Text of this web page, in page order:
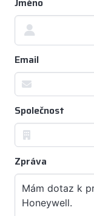
Email
Společnost
Zpráva